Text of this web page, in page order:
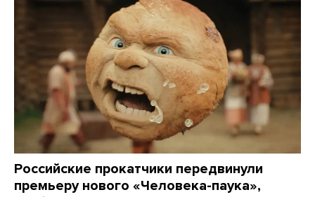
Российские прокатчики передвинули
премьеру нового «Человека-паука»,